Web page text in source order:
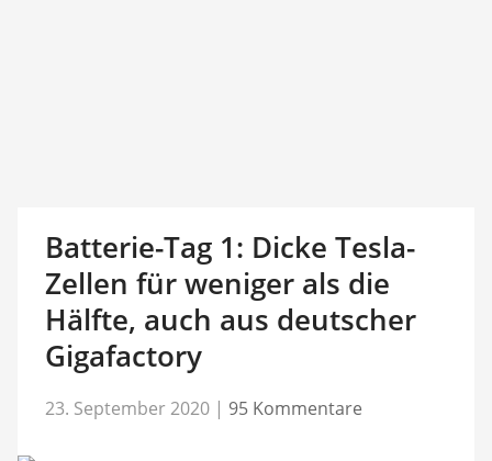
Batterie-Tag 1: Dicke Tesla-
Zellen für weniger als die
Hälfte, auch aus deutscher
Gigafactory
23. September 2020 | 95 Kommentare